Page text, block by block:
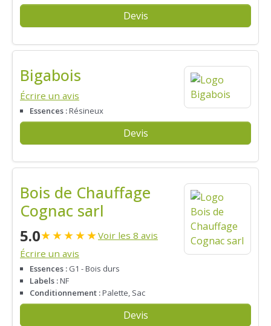
Devis
Bigabois
Écrire un avis
Essences :Résineux
Devis
Bois de Chauffage
Cognac sarl
5.0★★★★★Voir les 8 avis
Écrire un avis
Essences : G1 - Bois durs
Labels :NF
Conditionnement :Palette, Sac
Devis